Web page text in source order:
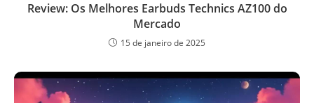
Review: Os Melhores Earbuds Technics AZ100 do
Mercado
15 de janeiro de 2025